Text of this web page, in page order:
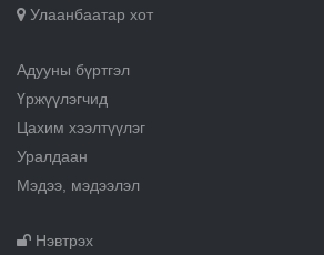
Улаанбаатар хот
Адууны бүртгэл
Үржүүлэгчид
Цахим хээлтүүлэг
Уралдаан
Мэдээ, мэдээлэл
Нэвтрэх